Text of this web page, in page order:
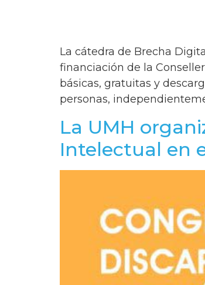
La cátedra de Brecha
financiación de la
básicas, gratuitas y
personas,
La UMH
Intelectual en